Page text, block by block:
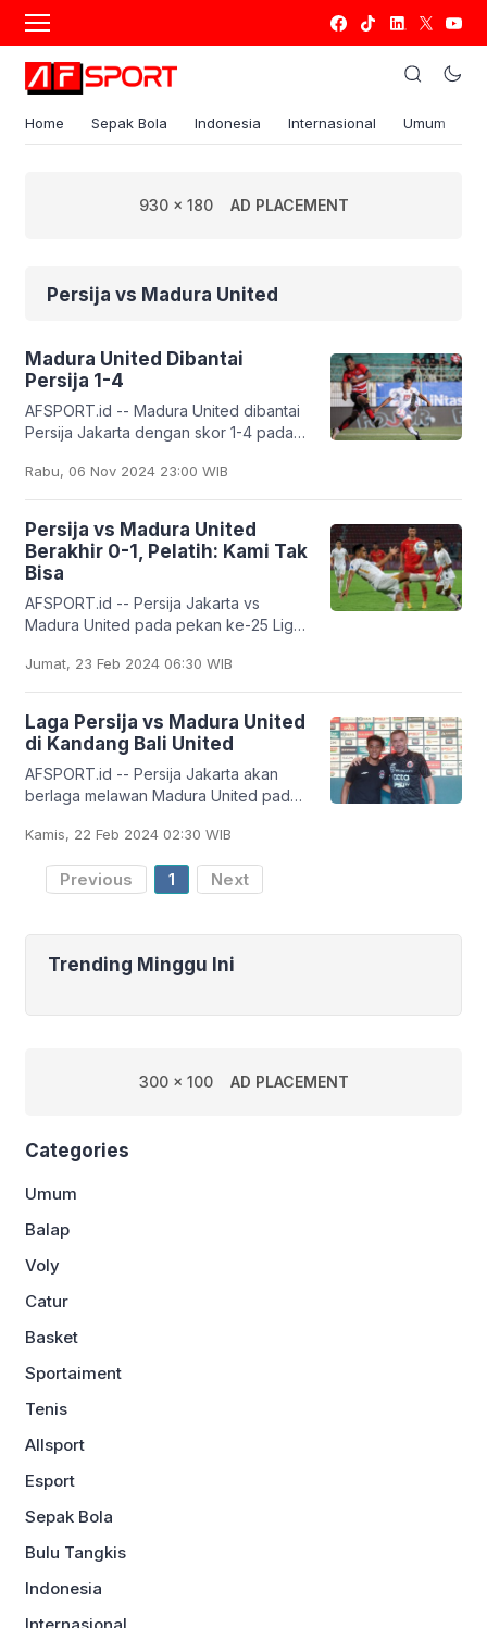
Home Sepak Bola Indonesia Internasional Umum
930 x 180 AD PLACEMENT
Persija vs Madura United
Madura United Dibantai
Persija 1-4
AFSPORT.id -- Madura United dibantai
Persija Jakarta dengan skor 1-4 pada
Pakansari, Kabupaten Bogor, Rabu
(6/11)
Rabu, 06 Nov 2024 23:00 WIB
Persija vs Madura United
Berakhir 0-1, Pelatih: Kami Tak
Bisa
AFSPORT.id -- Persija Jakarta vs
Madura United pada pekan ke-25 Liga
pertandingan, Persija tidak mampu
mencetak
Jumat, 23 Feb 2024 06:30 WIB
Laga Persija vs Madura United
di Kandang Bali United
AFSPORT.id -- Persija Jakarta akan
berlaga melawan Madura United pada
2023/2024. Laga Persija vs Madura
United digelar di Stadion
Kamis, 22 Feb 2024 02:30 WIB
Previous 1 Next
Trending Minggu Ini
300 x 100 AD PLACEMENT
Categories
Umum
Balap
Voly
Catur
Basket
Sportaiment
Tenis
Allsport
Esport
Sepak Bola
Bulu Tangkis
Indonesia